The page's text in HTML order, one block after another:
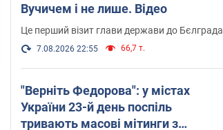
Вучичем і не лише. Відео
Це перший візит глави держави до Бєлграда
7.08.2026 22:55 66,7 т.
"Верніть Федорова": у містах
України 23-й день поспіль
тривають масові мітинги з